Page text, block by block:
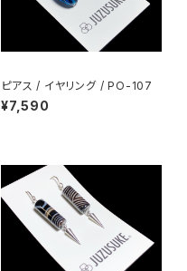
ピアス / イヤリング / PO-107
¥7,590